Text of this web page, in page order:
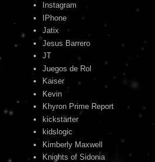
Instagram
IPhone
Jatix
Jesus Barrero
JT
Juegos de Rol
Kaiser
Kevin
Khyron Prime Report
kickstarter
kidslogic
Kimberly Maxwell
Knights of Sidonia